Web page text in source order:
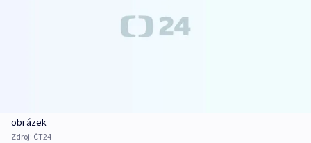
obrázek
Zdroj: ČT24